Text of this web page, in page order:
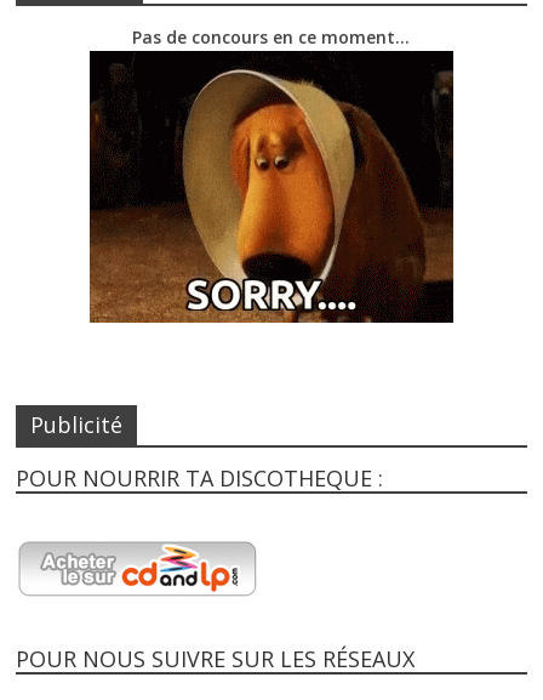
Pas de concours en ce moment…
Publicité
POUR NOURRIR TA DISCOTHEQUE :
POUR NOUS SUIVRE SUR LES RÉSEAUX